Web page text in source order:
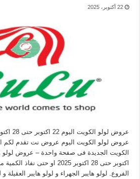
22 أكتوبر، 2025
عروض لولو الكويت اليوم عروض نت تقدم
اكتوبر حتى 28 اكتوبر 2025 او
الفروع. لولو هايبر الجهراء و لولو هايبر العقيلة